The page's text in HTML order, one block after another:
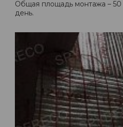
Общая площадь монтажа – 50
день.